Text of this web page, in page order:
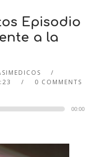
Episodio
a la
0 COMMENTS
00:00